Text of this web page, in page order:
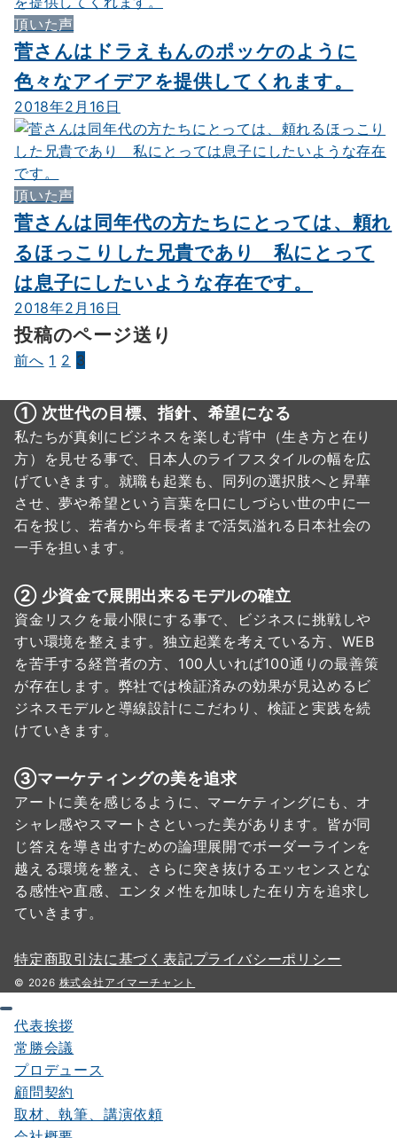
頂いた声
菅さんはドラえもんのポッケのように
色々なアイデアを提供してくれます。
2018年2月16日
頂いた声
菅さんは同年代の方たちにとっては、頼れ
るほっこりした兄貴であり 私にとって
は息子にしたいような存在です。
2018年2月16日
投稿のページ送り
前へ 1 2 3
① 次世代の目標、指針、希望になる
私たちが真剣にビジネスを楽しむ背中（生き方と在り
方）を見せる事で、日本人のライフスタイルの幅を広
げていきます。就職も起業も、同列の選択肢へと昇華
させ、夢や希望という言葉を口にしづらい世の中に一
石を投じ、若者から年長者まで活気溢れる日本社会の
一手を担います。
② 少資金で展開出来るモデルの確立
資金リスクを最小限にする事で、ビジネスに挑戦しや
すい環境を整えます。独立起業を考えている方、WEB
を苦手する経営者の方、100人いれば100通りの最善策
が存在します。弊社では検証済みの効果が見込めるビ
ジネスモデルと導線設計にこだわり、検証と実践を続
けていきます。
③マーケティングの美を追求
アートに美を感じるように、マーケティングにも、オ
シャレ感やスマートさといった美があります。皆が同
じ答えを導き出すための論理展開でボーダーラインを
越える環境を整え、さらに突き抜けるエッセンスとな
る感性や直感、エンタメ性を加味した在り方を追求し
ていきます。
特定商取引法に基づく表記プライバシーポリシー
© 2026 株式会社アイマーチャント
代表挨拶
常勝会議
プロデュース
顧問契約
取材、執筆、講演依頼